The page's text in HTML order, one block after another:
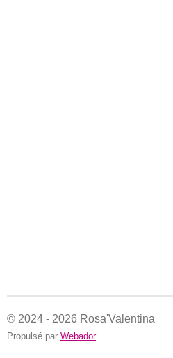
© 2024 - 2026 Rosa'Valentina
Propulsé par Webador